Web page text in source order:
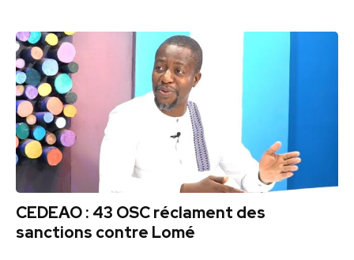
CEDEAO : 43 OSC réclament des
sanctions contre Lomé